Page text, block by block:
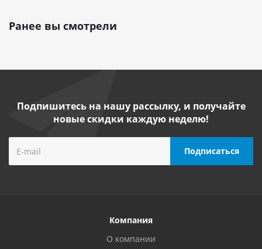
Ранее вы смотрели
Подпишитесь на нашу рассылку, и получайте
новые скидки каждую неделю!
Компания
О компании